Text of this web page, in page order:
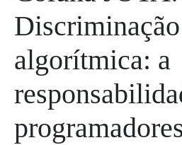
Discriminação
algorítmica: a